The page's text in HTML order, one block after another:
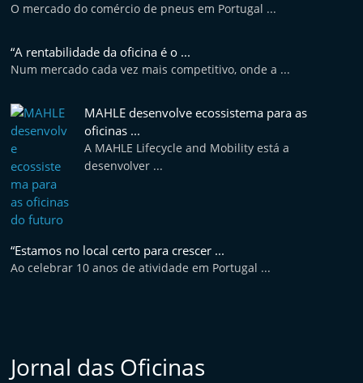
o
t
u
O mercado do comércio de pneus em Portugal ...
“A rentabilidade da oficina é o ...
Num mercado cada vez mais competitivo, onde a ...
MAHLE desenvolve ecossistema para as
oficinas ...
A MAHLE Lifecycle and Mobility está a
desenvolver ...
“Estamos no local certo para crescer ...
Ao celebrar 10 anos de atividade em Portugal ...
Jornal das Oficinas